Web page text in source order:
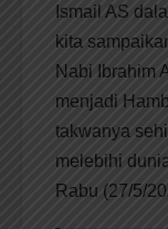
Ismail AS
kita
Nabi Ibrahim
menjadi
takwanya
melebihi
Rabu (27/5/